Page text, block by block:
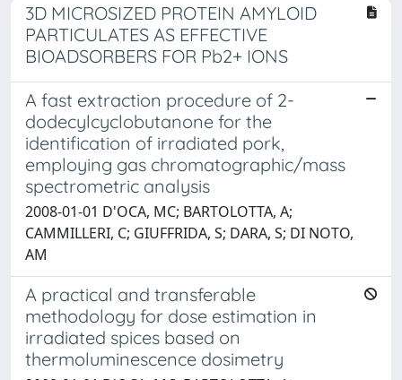
3D MICROSIZED PROTEIN AMYLOID
PARTICULATES AS EFFECTIVE
BIOADSORBERS FOR Pb2+ IONS
A fast extraction procedure of 2-
dodecylcyclobutanone for the
identification of irradiated pork,
employing gas chromatographic/mass
spectrometric analysis
2008-01-01 D'OCA, MC; BARTOLOTTA, A;
CAMMILLERI, C; GIUFFRIDA, S; DARA, S; DI NOTO,
AM
A practical and transferable
methodology for dose estimation in
irradiated spices based on
thermoluminescence dosimetry